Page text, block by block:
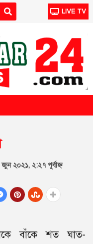
LIVE TV
২০২১, ২:২৭ পূর্বাহ্ণ
বাঁকে শত ঘাত-